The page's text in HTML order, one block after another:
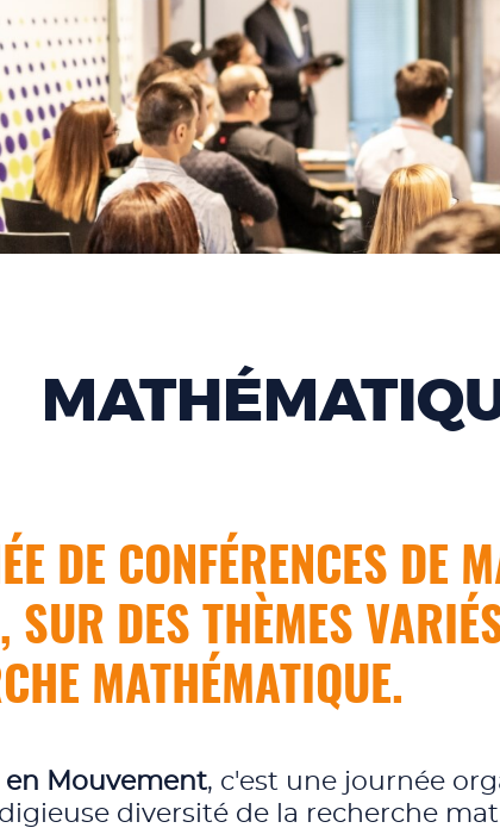
DE CONFÉRENCES DE
SUR DES THÈMES
MATHÉMATIQUE.
Mouvement, c'est une journée
diversité de la recherche